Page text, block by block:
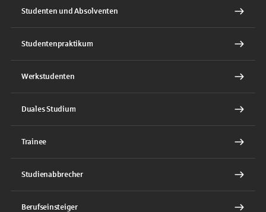
Studenten und Absolventen
Studentenpraktikum
Werkstudenten
Duales Studium
Trainee
Studienabbrecher
Berufseinsteiger